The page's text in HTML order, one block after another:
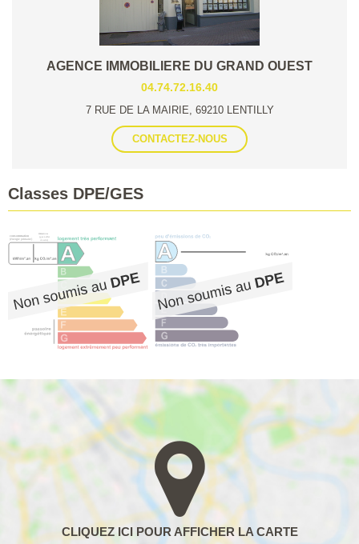
AGENCE IMMOBILIERE DU GRAND OUEST
04.74.72.16.40
7 RUE DE LA MAIRIE, 69210 LENTILLY
CONTACTEZ-NOUS
Classes DPE/GES